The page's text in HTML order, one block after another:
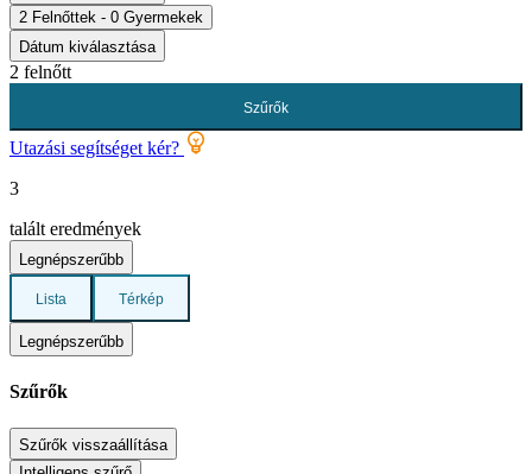
2 Felnőttek - 0 Gyermekek
Dátum kiválasztása
2 felnőtt
Szűrők
Utazási segítséget kér?
3
talált eredmények
Legnépszerűbb
Lista Térkép
Legnépszerűbb
Szűrők
Szűrők visszaállítása